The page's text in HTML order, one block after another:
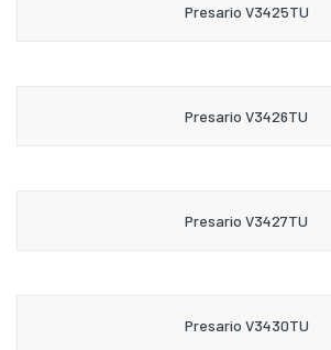
Presario V3425TU
Presario V3426TU
Presario V3427TU
Presario V3430TU